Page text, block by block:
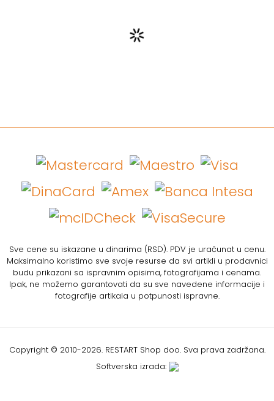
Sve cene su iskazane u dinarima (RSD). PDV je uračunat u cenu.
Maksimalno koristimo sve svoje resurse da svi artikli u prodavnici
budu prikazani sa ispravnim opisima, fotografijama i cenama.
Ipak, ne možemo garantovati da su sve navedene informacije i
fotografije artikala u potpunosti ispravne.
Copyright © 2010-2026. RESTART Shop doo. Sva prava zadržana.
Softverska izrada: